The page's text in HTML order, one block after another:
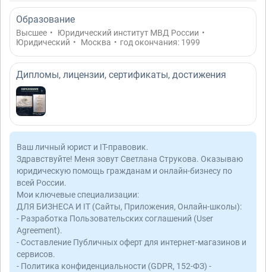
Образование
Высшее • Юридический институт МВД России •
Юридический • Москва • год окончания: 1999
Дипломы, лицензии, сертификаты, достижения
Ваш личный юрист и IT-правовик.
Здравствуйте! Меня зовут Светлана Струкова. Оказываю
юридическую помощь гражданам и онлайн-бизнесу по
всей России.
Мои ключевые специализации:
ДЛЯ БИЗНЕСА И IT (Сайты, Приложения, Онлайн-школы):
- Разработка Пользовательских соглашений (User
Agreement).
- Составление Публичных оферт для интернет-магазинов и
сервисов.
- Политика конфиденциальности (GDPR, 152-ФЗ) -